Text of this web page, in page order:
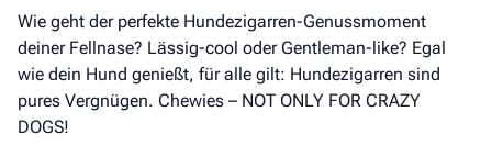
Wie geht der perfekte Hundezigarren-Genussmoment
deiner Fellnase? Lässig-cool oder Gentleman-like? Egal
wie dein Hund genießt, für alle gilt: Hundezigarren sind
pures Vergnügen. Chewies – NOT ONLY FOR CRAZY
DOGS!